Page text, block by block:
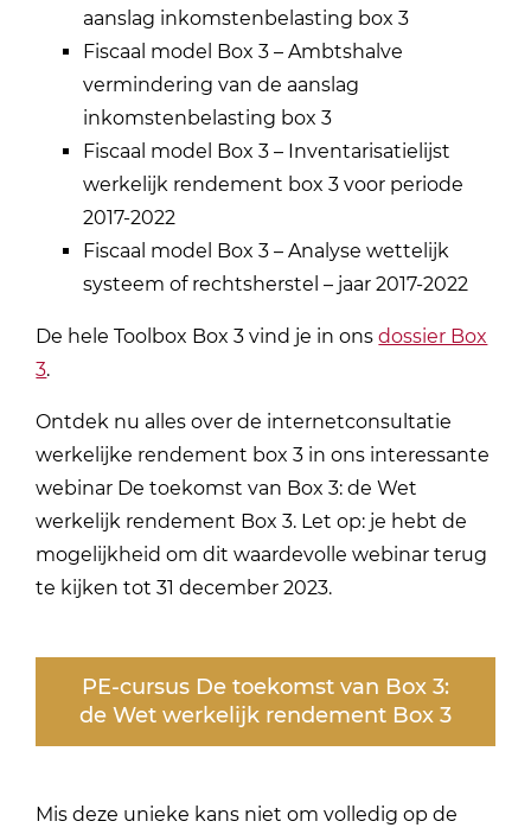
aanslag inkomstenbelasting box 3
Fiscaal model Box 3 – Ambtshalve
vermindering van de aanslag
inkomstenbelasting box 3
Fiscaal model Box 3 – Inventarisatielijst
werkelijk rendement box 3 voor periode
2017-2022
Fiscaal model Box 3 – Analyse wettelijk
systeem of rechtsherstel – jaar 2017-2022
De hele Toolbox Box 3 vind je in onsdossier Box
3.
Ontdek nu alles over de internetconsultatie
werkelijke rendement box 3 in ons interessante
webinar De toekomst van Box 3: de Wet
werkelijk rendement Box 3. Let op: je hebt de
mogelijkheid om dit waardevolle webinar terug
te kijken tot 31 december 2023.
PE-cursus De toekomst van Box 3:
de Wet werkelijk rendement Box 3
Mis deze unieke kans niet om volledig op de